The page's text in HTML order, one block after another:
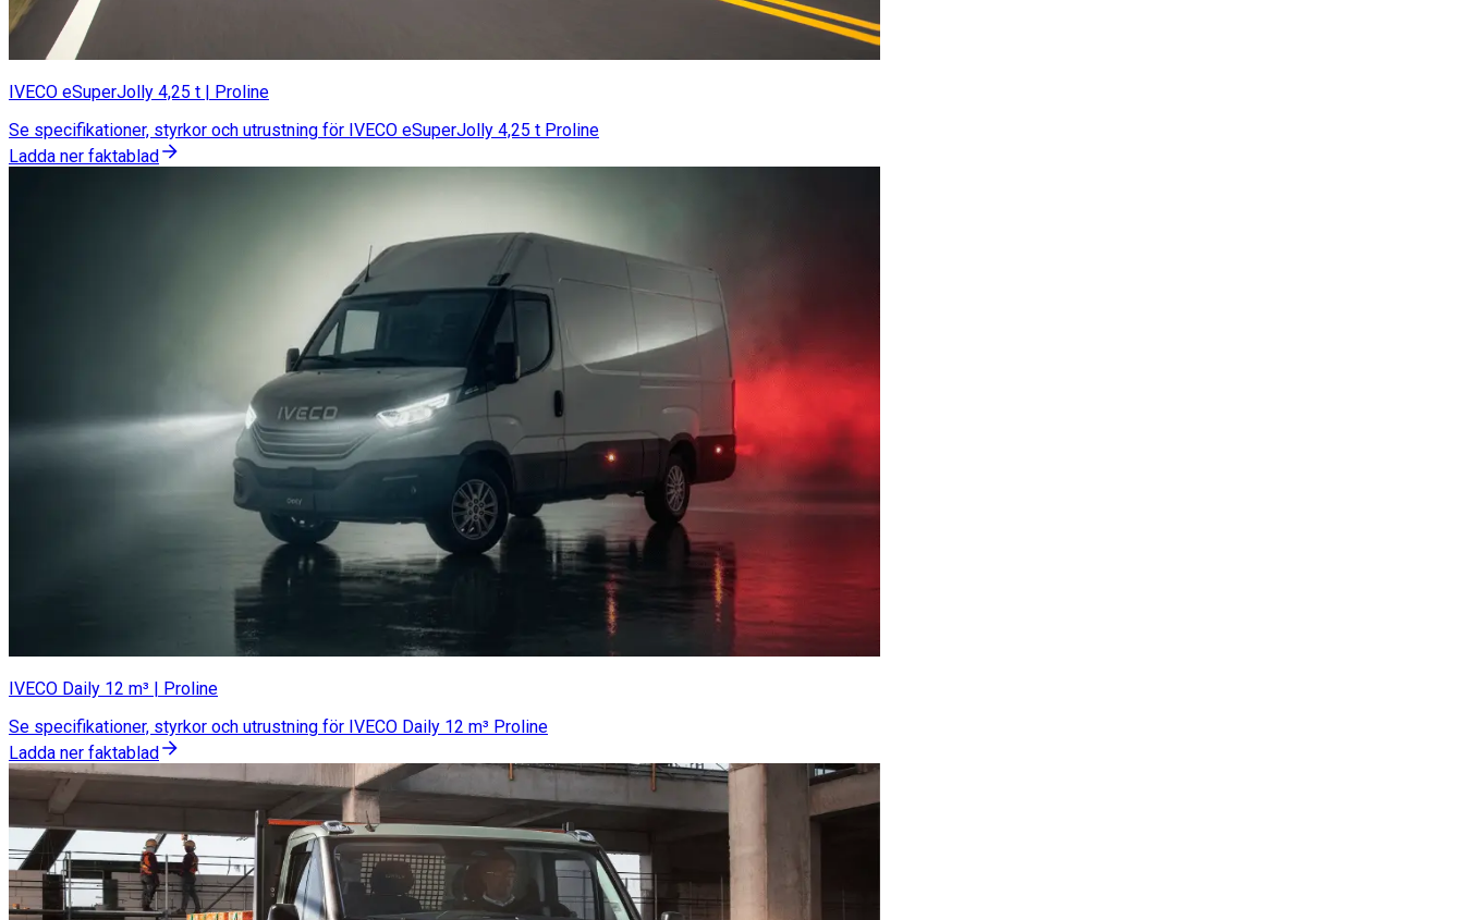
IVECO eSuperJolly 4,25 t | Proline
Se specifikationer, styrkor och utrustning för IVECO eSuperJolly 4,25 t Proline
Ladda ner faktablad
IVECO Daily 12 m³ | Proline
Se specifikationer, styrkor och utrustning för IVECO Daily 12 m³ Proline
Ladda ner faktablad